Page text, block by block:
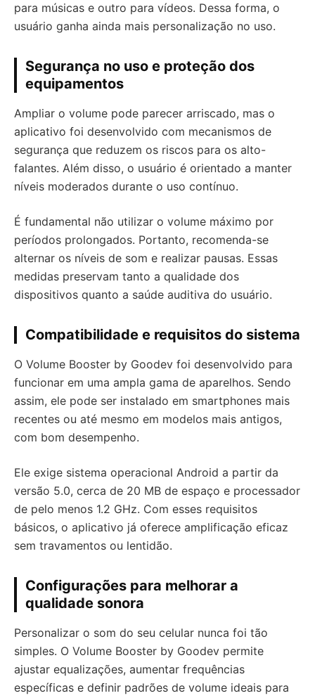
para músicas e outro para vídeos. Dessa forma, o
usuário ganha ainda mais personalização no uso.
Segurança no uso e proteção dos
equipamentos
Ampliar o volume pode parecer arriscado, mas o
aplicativo foi desenvolvido com mecanismos de
segurança que reduzem os riscos para os alto-
falantes. Além disso, o usuário é orientado a manter
níveis moderados durante o uso contínuo.
É fundamental não utilizar o volume máximo por
períodos prolongados. Portanto, recomenda-se
alternar os níveis de som e realizar pausas. Essas
medidas preservam tanto a qualidade dos
dispositivos quanto a saúde auditiva do usuário.
Compatibilidade e requisitos do sistema
O Volume Booster by Goodev foi desenvolvido para
funcionar em uma ampla gama de aparelhos. Sendo
assim, ele pode ser instalado em smartphones mais
recentes ou até mesmo em modelos mais antigos,
com bom desempenho.
Ele exige sistema operacional Android a partir da
versão 5.0, cerca de 20 MB de espaço e processador
de pelo menos 1.2 GHz. Com esses requisitos
básicos, o aplicativo já oferece amplificação eficaz
sem travamentos ou lentidão.
Configurações para melhorar a
qualidade sonora
Personalizar o som do seu celular nunca foi tão
simples. O Volume Booster by Goodev permite
ajustar equalizações, aumentar frequências
específicas e definir padrões de volume ideais para